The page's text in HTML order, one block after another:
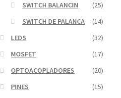
SWITCH BALANCIN
(25)
SWITCH DE PALANCA
(14)
LEDS
(32)
MOSFET
(17)
OPTOACOPLADORES
(20)
PINES
(15)